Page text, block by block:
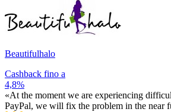
Beautifulhalo
Cashback fino a
4,8%
«At the moment we are experiencing
PayPal, we will fix the problem in the near